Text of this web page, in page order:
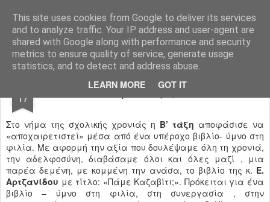
This site uses cookies from Google to deliver its services
and to analyze traffic. Your IP address and user-agent are
shared with Google along with performance and security
metrics to ensure quality of service, generate usage
statistics, and to detect and address abuse.
LEARN MORE GOT IT
Ιδιωτικό Δημοτικό Σχολείο "Ι.Μ.ΔΕΛΑΣΑΛ"
17 Πάμε Καζαβίτι;
Στο νήμα της σχολικής χρονιάς η Β’ τάξη αποφάσισε να
«αποχαιρετιστεί» μέσα από ένα υπέροχο βιβλίο- ύμνο στη
φιλία. Με αφορμή την αξία που δουλέψαμε όλη τη χρονιά,
την αδελφοσύνη, διαβάσαμε όλοι και όλες μαζί , μια
παρέα δεμένη, με κομμένη την ανάσα, το βιβλίο της κ. Ε.
Αρτζανίδου με τίτλο: «Πάμε Καζαβίτι;». Πρόκειται για ένα
βιβλίο – ύμνο στη φιλία, στη συνεργασία , στην